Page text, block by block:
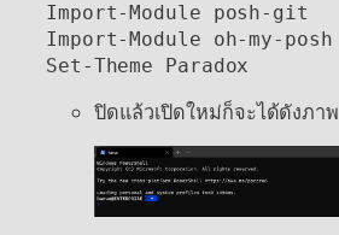
Import-Module posh-git
Import-Module oh-my-posh
Set-Theme Paradox
ปิดแล้วเปิดใหม่ก็จะได้ดังภาพ